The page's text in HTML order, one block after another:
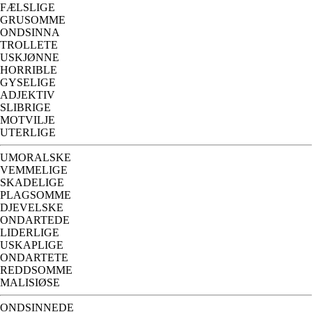
FÆLSLIGE
GRUSOMME
ONDSINNA
TROLLETE
USKJØNNE
HORRIBLE
GYSELIGE
ADJEKTIV
SLIBRIGE
MOTVILJE
UTERLIGE
UMORALSKE
VEMMELIGE
SKADELIGE
PLAGSOMME
DJEVELSKE
ONDARTEDE
LIDERLIGE
USKAPLIGE
ONDARTETE
REDDSOMME
MALISIØSE
ONDSINNEDE